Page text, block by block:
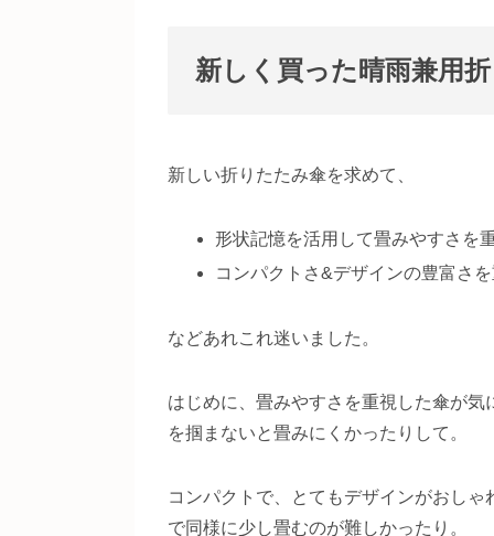
新しく買った晴雨兼用
新しい折りたたみ傘を求めて、
形状記憶を活用して畳みやすさを
コンパクトさ&デザインの豊富さ
などあれこれ迷いました。
はじめに、畳みやすさを重視した傘が
を掴まないと畳みにくかったりして。
コンパクトで、とてもデザインがおし
で同様に少し畳むのが難しかったり。